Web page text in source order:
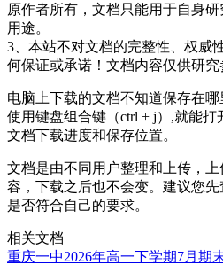
原作者所有，文档只能用于自身
用途。
3、本站不对文档的完整性、权威
何保证或承诺！文档内容仅供研究
电脑上下载的文档不知道保存在哪
使用键盘组合键（ctrl + j）,就能
文档下载进度和保存位置。
文档是由不同用户整理和上传，
容，下载之后也不会变。建议您先
是否符合自己的要求。
相关文档
重庆一中2026年高一下学期7月期